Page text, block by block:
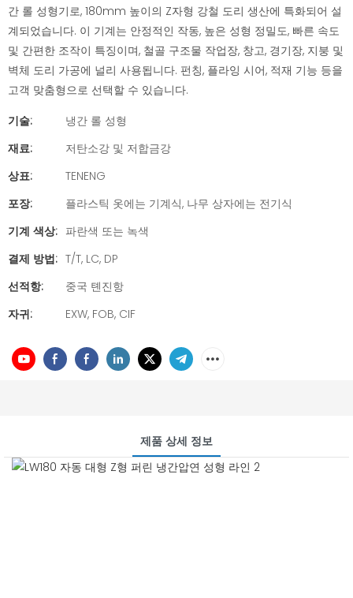
간 롤 성형기로, 180mm 높이의 Z자형 강철 도리 생산에 특화되어 설
계되었습니다. 이 기계는 안정적인 작동, 높은 성형 정밀도, 빠른 속도
및 간편한 조작이 특징이며, 철골 구조물 작업장, 창고, 경기장, 지붕 및
벽체 도리 가공에 널리 사용됩니다. 펀칭, 플라잉 시어, 적재 기능 등을
고객 맞춤형으로 선택할 수 있습니다.
기술:
냉간 롤 성형
재료:
저탄소강 및 저합금강
상표:
TENENG
포장:
플라스틱 옷에는 기계식, 나무 상자에는 전기식
기계 색상: 파란색 또는 녹색
결제 방법: T/T, LC, DP
선적항:
중국 톈진항
자귀:
EXW, FOB, CIF
제품 상세 정보